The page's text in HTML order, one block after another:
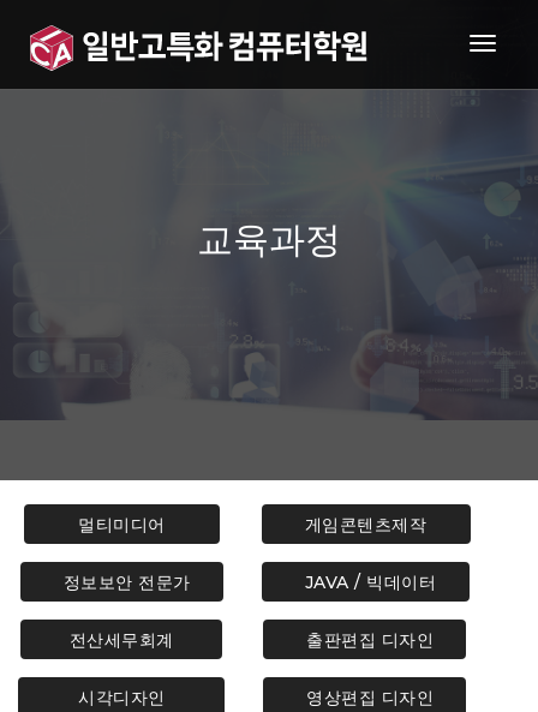
교육과정
멀티미디어 게임콘텐츠제작
정보보안 전문가 JAVA / 빅데이터
전산세무회계 출판편집 디자인
시각디자인 영상편집 디자인